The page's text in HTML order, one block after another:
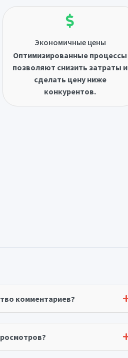
Экономичные цены
Оптимизированные процессы
позволяют снизить затраты и
сделать цену ниже
конкурентов.
комментариев?